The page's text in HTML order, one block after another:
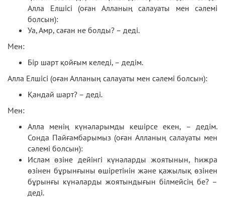
Алла Елшісі (оған Алланың салауаты мен сәлемі
болсын):
Уа, Амр, саған не болды? – деді.
Мен:
Бір шарт қойғым келеді, – дедім.
Алла Елшісі (оған Алланың салауаты мен сәлемі болсын):
Қандай шарт? – деді.
Мен:
Алла менің күнәларымды кешірсе екен, – дедім.
Сонда Пайғамбарымыз (оған Алланың салауаты мен
сәлемі болсын):
Ислам өзіне дейінгі күнәларды жоятынын, һижра
өзінен бұрынғыны өшіретінін және қажылық өзінен
бұрынғы күнәларды жоятындығын білмейсің бе? –
деді.